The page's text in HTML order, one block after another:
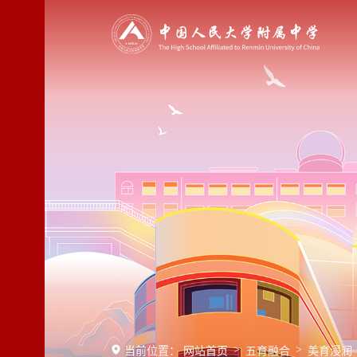
当前位置： 网站首页 > 五育融合 > 美育浸润